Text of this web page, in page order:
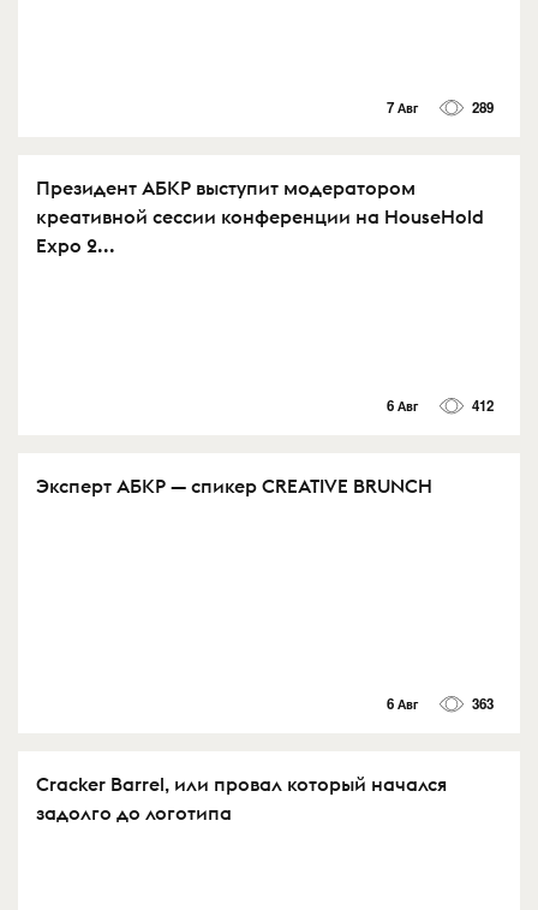
7 Авг 289
Президент АБКР выступит модератором
креативной сессии конференции на HouseHold
Expo 2...
6 Авг 412
Эксперт АБКР — спикер CREATIVE BRUNCH
6 Авг 363
Cracker Barrel, или провал который начался
задолго до логотипа